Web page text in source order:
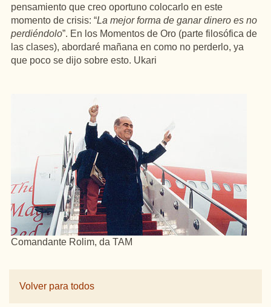
pensamiento que creo oportuno colocarlo en este
momento de crisis: “La mejor forma de ganar dinero es no
perdiéndolo”. En los Momentos de Oro (parte filosófica de
las clases), abordaré mañana en como no perderlo, ya
que poco se dijo sobre esto. Ukari
Comandante Rolim, da TAM
Volver para todos